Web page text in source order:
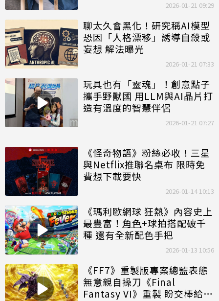
2026-01-21 09:29
聊太久會黑化！研究稱AI模型
恐因「人格漂移」誘導自殺或
妄想 解法曝光
2026-01-21 07:33
玩具也有「靈魂」！創意點子
攜手野獸國 用LLM與AI晶片打
造有溫度的智慧伴侶
2026-01-21 07:27
《怪奇物語》粉絲必收！三星
與Netflix推聯名桌布 限時免
費想下載要快
2026-01-14 10:13
《瑪利歐網球 狂熱》內容史上
最豐富！ 角色+球拍搭配破千
種 還有全新配色手把
2026-01-13 10:56
《FF7》重製版專案總監表態
無意親自操刀《Final
Fantasy VI》重製 盼交棒給新